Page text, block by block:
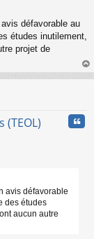
défavorable au
études inutilement,
projet de
au
(TEOL)
avis défavorable
des études
aucun autre